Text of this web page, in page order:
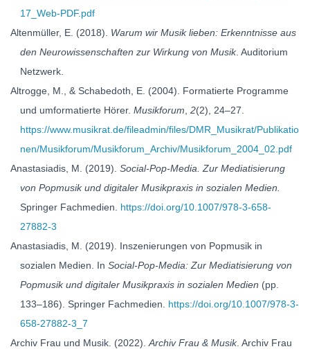
17_Web-PDF.pdf
Altenmüller, E. (2018). Warum wir Musik lieben: Erkenntnisse aus
den Neurowissenschaften zur Wirkung von Musik. Auditorium
Netzwerk.
Altrogge, M., & Schabedoth, E. (2004). Formatierte Programme
und umformatierte Hörer. Musikforum 2(2), 24–27.
https://www.musikrat.de/fileadmin/files/DMR_Musikrat/Publikatio
nen/Musikforum/Musikforum_Archiv/Musikforum_2004_02.pdf
Anastasiadis, M. (2019). Social-Pop-Media. Zur Mediatisierung
von Popmusik und digitaler Musikpraxis in sozialen Medien.
Springer Fachmedien. https://doi.org/10.1007/978-3-658-
27882-3
Anastasiadis, M. (2019). Inszenierungen von Popmusik in
sozialen Medien. In Social-Pop-Media: Zur Mediatisierung von
Popmusik und digitaler Musikpraxis in sozialen Medien (pp.
133–186). Springer Fachmedien. https://doi.org/10.1007/978-3-
658-27882-3_7
Archiv Frau und Musik. (2022). Archiv Frau & Musik. Archiv Frau